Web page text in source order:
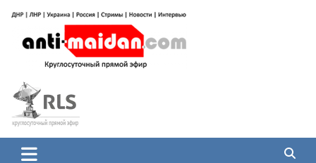
содержимому
Антимайдан: Гражданская война
на Украине
гражданской войне на Украине, включая события в Новороссии, ДНР,
ЛНР и других регионах.